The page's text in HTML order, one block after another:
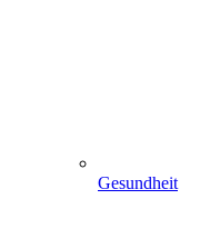
Gesundheit